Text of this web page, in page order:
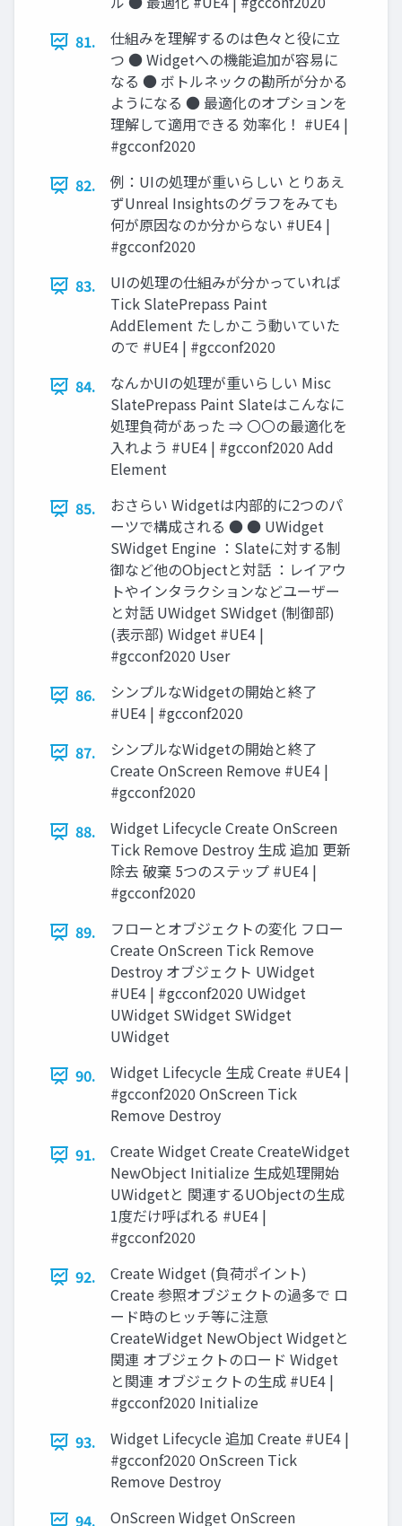
81.
仕組みを理解するのは色々と役に立
つ ● Widgetへの機能追加が容易に
なる ● ボトルネックの勘所が分かる
ようになる ● 最適化のオプションを
理解して適用できる 効率化！ #UE4 |
#gcconf2020
82.
例：UIの処理が重いらしい とりあえ
ずUnreal Insightsのグラフをみても
何が原因なのか分からない #UE4 |
#gcconf2020
83.
UIの処理の仕組みが分かっていれば
Tick SlatePrepass Paint
AddElement たしかこう動いていた
ので #UE4 | #gcconf2020
84.
なんかUIの処理が重いらしい Misc
SlatePrepass Paint Slateはこんなに
処理負荷があった ⇒ 〇〇の最適化を
入れよう #UE4 | #gcconf2020 Add
Element
85.
おさらい Widgetは内部的に2つのパ
ーツで構成される ● ● UWidget
SWidget Engine ：Slateに対する制
御など他のObjectと対話 ：レイアウ
トやインタラクションなどユーザー
と対話 UWidget SWidget (制御部)
(表示部) Widget #UE4 |
#gcconf2020 User
86.
シンプルなWidgetの開始と終了
#UE4 | #gcconf2020
87.
シンプルなWidgetの開始と終了
Create OnScreen Remove #UE4 |
#gcconf2020
88.
Widget Lifecycle Create OnScreen
Tick Remove Destroy 生成 追加 更新
除去 破棄 5つのステップ #UE4 |
#gcconf2020
89.
フローとオブジェクトの変化 フロー
Create OnScreen Tick Remove
Destroy オブジェクト UWidget
#UE4 | #gcconf2020 UWidget
UWidget SWidget SWidget
UWidget
90.
Widget Lifecycle 生成 Create #UE4 |
#gcconf2020 OnScreen Tick
Remove Destroy
91.
Create Widget Create CreateWidget
NewObject Initialize 生成処理開始
UWidgetと 関連するUObjectの生成
1度だけ呼ばれる #UE4 |
#gcconf2020
92.
Create Widget (負荷ポイント)
Create 参照オブジェクトの過多で ロ
ード時のヒッチ等に注意
CreateWidget NewObject Widgetと
関連 オブジェクトのロード Widget
と関連 オブジェクトの生成 #UE4 |
#gcconf2020 Initialize
93.
Widget Lifecycle 追加 Create #UE4 |
#gcconf2020 OnScreen Tick
Remove Destroy
94.
OnScreen Widget OnScreen